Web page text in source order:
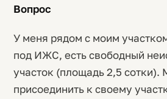
Вопрос
У меня рядом с моим
под ИЖС, есть свободный
участок (площадь 2,5 сотки).
присоединить к своему